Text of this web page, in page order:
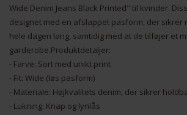
Wide Denim Jeans Black Printed" til kvinder.
designet med en afslappet pasform, der sikrer
hele dagen lang, samtidig med at de tilføjer et
garderobe.Produktdetaljer:
- Farve: Sort med unikt print
- Fit: Wide (løs pasform)
- Materiale: Højkvalitets denim, der sikrer
- Lukning: Knap og lynlås